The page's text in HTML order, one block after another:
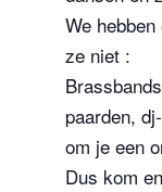
We
ze niet :
paarden,
om je een
Dus kom